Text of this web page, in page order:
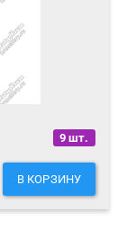
9 шт.
В КОРЗИНУ